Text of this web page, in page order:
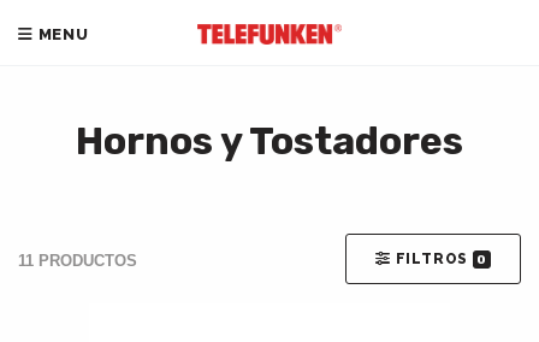
MENU
Hornos y Tostadores
11 PRODUCTOS FILTROS 0